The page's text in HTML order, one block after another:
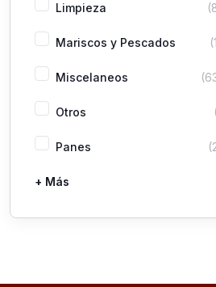
Limpieza
Mariscos y Pescados
Miscelaneos
Otros
Panes
Pastas
Picaderas
Sazones y Salsas
Vegetales
+ Más